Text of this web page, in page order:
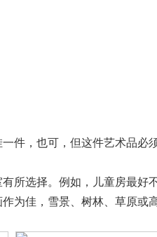
件，也可，但这件艺术品必
所选择。例如，儿童房最好
为佳，雪景、树林、草原或